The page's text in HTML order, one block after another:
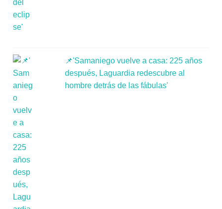
📌'Samaniego vuelve a casa: 225 años
después, Laguardia redescubre al
hombre detrás de las fábulas'